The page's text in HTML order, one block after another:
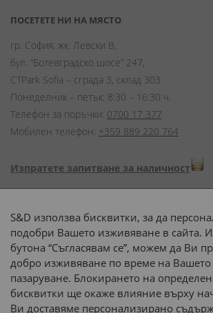
ПОСЕТЕТЕ НИ НА МЯСТО
гр. София, жк. Левски В,
бул. “Ботевградско шосе” 247,
CTPark Sofia – сграда 3, склад 303
Понеделник – петък: 8:30 – 16:30 ч.
Телефон за поръчки: 0700 17 377
Мобилен телефон: +359 889 220 764
Изпратете запитване за наличност
Начини на плащане:
Доставка до адрес с:
S&D използва бисквитки, за да
подобри Вашето изживяване в сайта.
бутона “Съгласявам се”, можем да Ви
добро изживяване по време на
пазаруване. Блокирането на
бисквитки ще окаже влияние върху
Ви доставяме персонализирано